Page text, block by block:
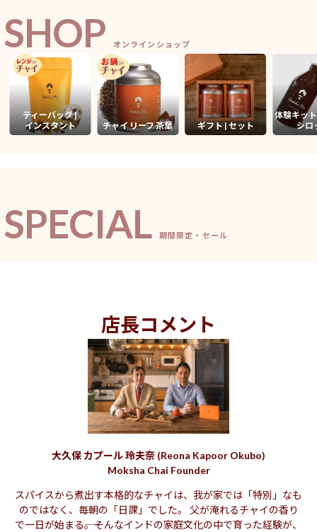
SHOP オンラインショップ
ティーバッグ |
インスタント
チャイ リーフ 茶葉 ギフト | セット
体験キッ
シロ
SPECIAL 期間限定・セール
店長コメント
大久保 カプール 玲夫奈 (Reona Kapoor Okubo)
Moksha Chai Founder
スパイスから煮出す本格的なチャイは、我が家では「特別」なも
のではなく、毎朝の「日課」でした。 父が淹れるチャイの香り
で一日が始まる――。そんなインドの家庭文化の中で育った経験が、